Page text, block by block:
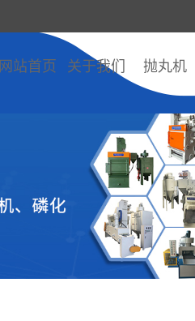
网站首页 关于我们 抛丸机